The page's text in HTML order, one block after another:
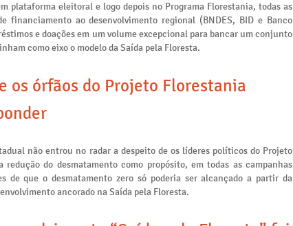
plataforma eleitoral e logo depois no Programa Florestania, todas as
financiamento ao desenvolvimento regional (BNDES, BID e Banco
e doações em um volume excepcional para bancar um conjunto
como eixo o modelo da Saída pela Floresta.
os órfãos do Projeto Florestania
não entrou no radar a despeito de os líderes políticos do Projeto
redução do desmatamento como propósito, em todas as campanhas
de que o desmatamento zero só poderia ser alcançado a partir da
ancorado na Saída pela Floresta.